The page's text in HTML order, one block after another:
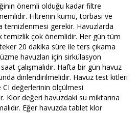
önemli olduğu kadar filtre
Filtrenin kumu, torbası ve
temizlenmesi gerekir. Havuzlarda
temizlik çok önemlidir. Her gün tüm
20 dakika süre ile ters çıkama
havuzları için sirkülasyon
çalışmalıdır. Hafta bir gün havuz
dinlendirilmelidir. Havuz test kitleri
CI değerlerinin ölçülmesi
Klor değeri havuzdaki su miktarına
Eğer havuzda tablet klor